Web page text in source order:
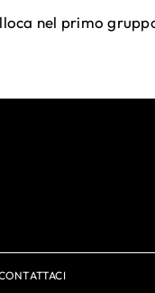
nel primo